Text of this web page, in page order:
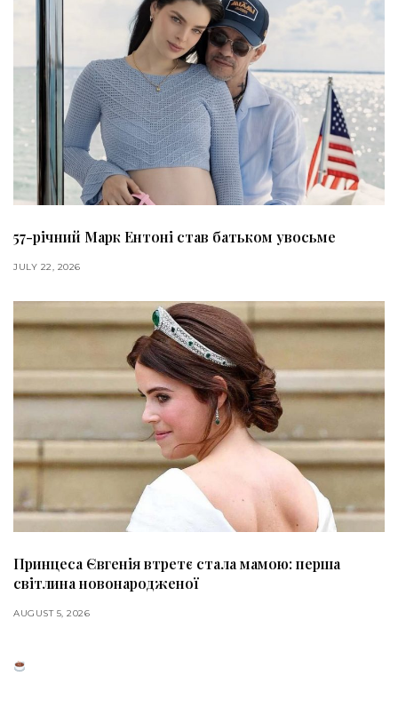
57-річний Марк Ентоні став батьком увосьме
JULY 22, 2026
Принцеса Євгенія втретє стала мамою: перша
світлина новонародженої
AUGUST 5, 2026